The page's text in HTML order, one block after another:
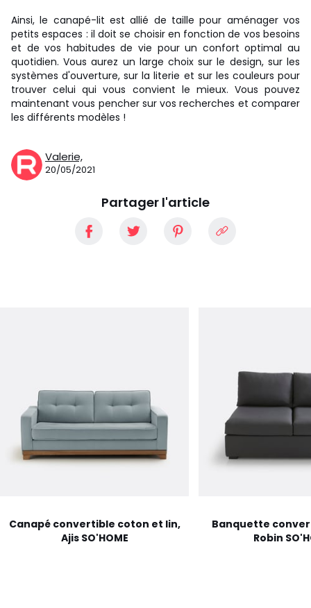
Ainsi, le canapé-lit est allié de taille pour aménager vos
petits espaces : il doit se choisir en fonction de vos besoins
et de vos habitudes de vie pour un confort optimal au
quotidien. Vous aurez un large choix sur le design, sur les
systèmes d'ouverture, sur la literie et sur les couleurs pour
trouver celui qui vous convient le mieux. Vous pouvez
maintenant vous pencher sur vos recherches et comparer
les différents modèles !
Valerie,
20/05/2021
Partager l'article
Canapé convertible coton et lin,
Ajis SO'HOME
Banquette
Robin